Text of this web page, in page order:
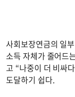
사회보장연금의 일
소득 자체가 줄어드
고 “나중이 더 비싸
도달하기 쉽다.